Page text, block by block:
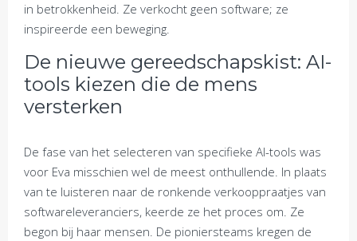
in betrokkenheid. Ze verkocht geen software; ze
inspireerde een beweging.
De nieuwe gereedschapskist: AI-
tools kiezen die de mens
versterken
De fase van het selecteren van specifieke AI-tools was
voor Eva misschien wel de meest onthullende. In plaats
van te luisteren naar de ronkende verkooppraatjes van
softwareleveranciers, keerde ze het proces om. Ze
begon bij haar mensen. De pioniersteams kregen de